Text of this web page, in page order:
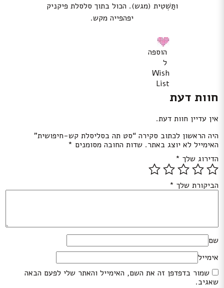
ותַּשְׁטִית (מגש). הכול בתוך סלסלת פיקניק
יפהפייה מקש.
הוספה
ל
Wish
List
חוות דעת
אין עדיין חוות דעת.
היה הראשון לכתוב סקירה “סט תה בסליסלת קש-חיפושית”
האימייל לא יוצג באתר. שדות החובה מסומנים *
הדירוג שלך *
הביקורת שלך *
שם
אימייל
שמור בדפדפן זה את השם, האימייל והאתר שלי לפעם הבאה
שאגיב.